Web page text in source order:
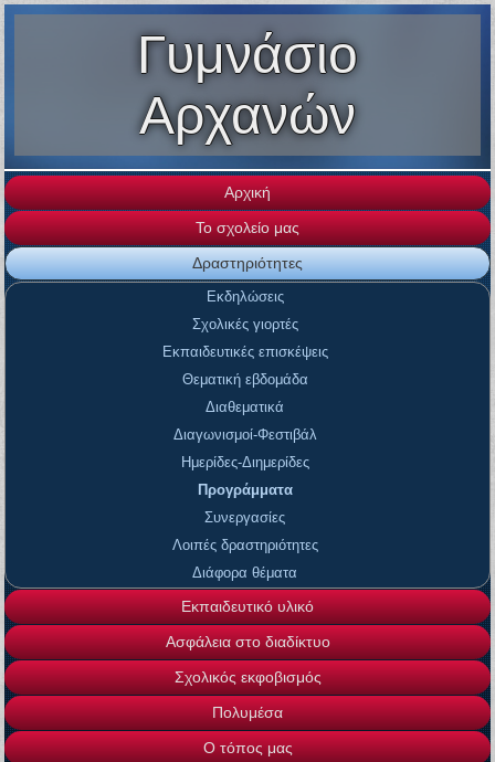
Γυμνάσιο
Αρχανών
Αρχική
Το σχολείο μας
Δραστηριότητες
Εκδηλώσεις
Σχολικές γιορτές
Εκπαιδευτικές επισκέψεις
Θεματική εβδομάδα
Διαθεματικά
Διαγωνισμοί-Φεστιβάλ
Ημερίδες-Διημερίδες
Προγράμματα
Συνεργασίες
Λοιπές δραστηριότητες
Διάφορα θέματα
Εκπαιδευτικό υλικό
Ασφάλεια στο διαδίκτυο
Σχολικός εκφοβισμός
Πολυμέσα
Ο τόπος μας